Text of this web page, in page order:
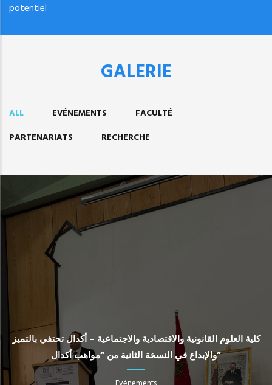
potentiel
GALERIE
ALL EVÉNEMENTS
FACULTÉ
PARTENARIATS
RECHERCHE
كلية العلوم القانونية والاقتصادية والاجتماعية – أكدال تحتفي بالتميز
والإبداع في النسخة الثانية من “مواهب أكدال”